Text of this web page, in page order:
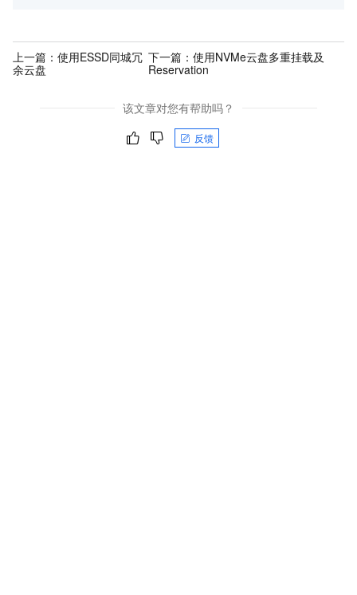
上一篇： 使用ESSD同城冗
余云盘
下一篇： 使用NVMe云盘多重挂载及
Reservation
该文章对您有帮助吗？
反馈